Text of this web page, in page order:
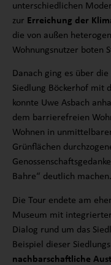
unterschiedlichen
zur Erreichung der
die von außen
Wohnungsnutzer boten
Danach ging es über
Siedlung Böckerhof mit
konnte Uwe Asbach
dem barrierefreien
Wohnen in
Grünflächen
Bahre“ deutlich machen.
Die Tour endete am
Museum mit
Dialog rund um das
Beispiel dieser
nachbarschaftliche